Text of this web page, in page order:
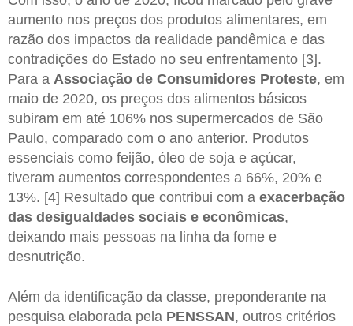
aumento nos preços dos produtos alimentares, em
razão dos impactos da realidade pandêmica e das
contradições do Estado no seu enfrentamento [3].
Para a Associação de Consumidores Proteste, em
maio de 2020, os preços dos alimentos básicos
subiram em até 106% nos supermercados de São
Paulo, comparado com o ano anterior. Produtos
essenciais como feijão, óleo de soja e açúcar,
tiveram aumentos correspondentes a 66%, 20% e
13%. [4] Resultado que contribui com a exacerbação
das desigualdades sociais e econômicas,
deixando mais pessoas na linha da fome e
desnutrição.
Além da identificação da classe, preponderante na
pesquisa elaborada pela PENSSAN, outros critérios